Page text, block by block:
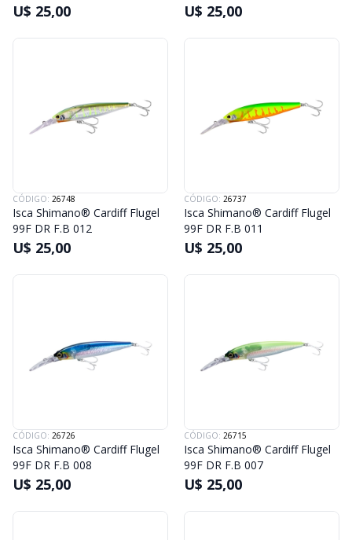
U$ 25,00 U$ 25,00
CÓDIGO: 26748
Isca Shimano® Cardiff Flugel
99F DR F.B 012
U$ 25,00
CÓDIGO: 26737
Isca Shimano® Cardiff Flugel
99F DR F.B 011
U$ 25,00
CÓDIGO: 26726
Isca Shimano® Cardiff Flugel
99F DR F.B 008
U$ 25,00
CÓDIGO: 26715
Isca Shimano® Cardiff Flugel
99F DR F.B 007
U$ 25,00